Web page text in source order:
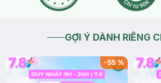
GỢI Ý DÀNH RIÊNG
-55%